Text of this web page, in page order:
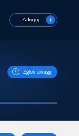
Zaloguj
Zgłoś uwagę